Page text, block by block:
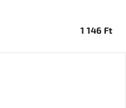
1 146 Ft